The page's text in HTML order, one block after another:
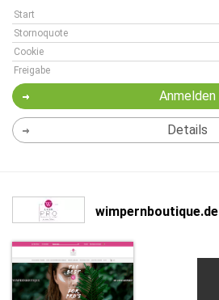
Start
Stornoquote
Cookie
Freigabe
Anmelden
Details
wimpernboutique.de